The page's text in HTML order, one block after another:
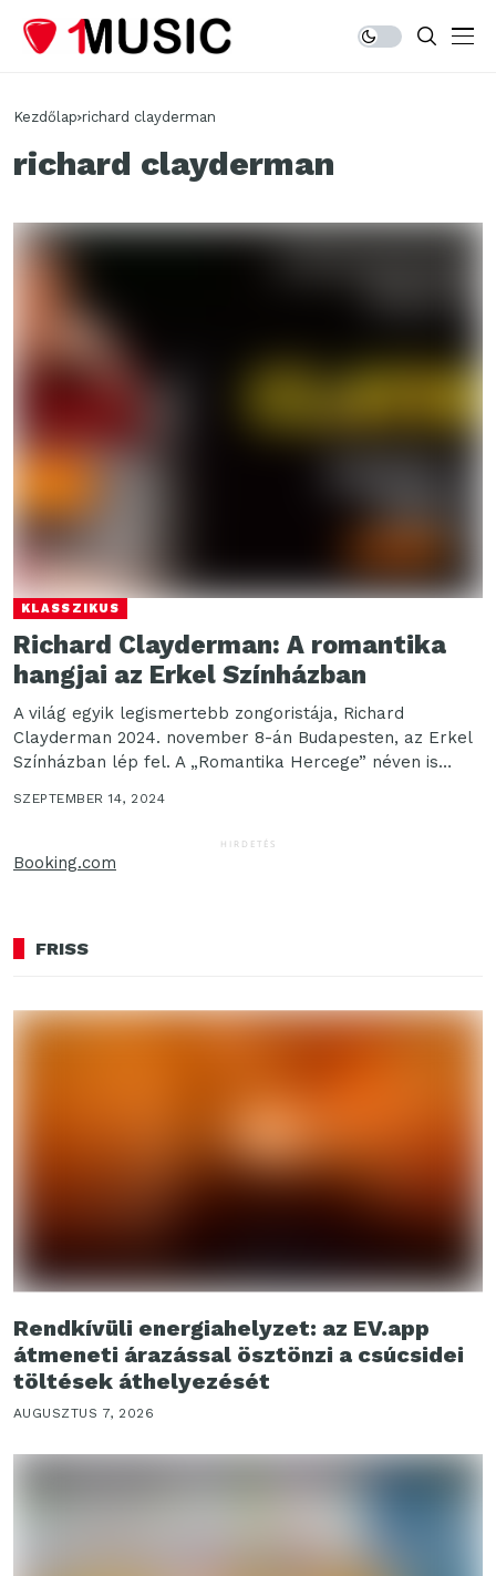
Kezdőlap richard clayderman
richard clayderman
KLASSZIKUS
Richard Clayderman: A romantika
hangjai az Erkel Színházban
A világ egyik legismertebb zongoristája, Richard
Clayderman 2024. november 8-án Budapesten, az Erkel
Színházban lép fel. A „Romantika Hercege” néven is
SZEPTEMBER 14, 2024
HIRDETÉS
Booking.com
FRISS
Rendkívüli energiahelyzet: az EV.app
átmeneti árazással ösztönzi a csúcsidei
töltések áthelyezését
AUGUSZTUS 7, 2026